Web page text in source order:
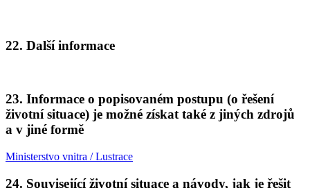
22. Další informace
23. Informace o popisovaném postupu (o řešení
životní situace) je možné získat také z jiných zdrojů
a v jiné formě
Ministerstvo vnitra / Lustrace
24. Související životní situace a návody, jak je řešit